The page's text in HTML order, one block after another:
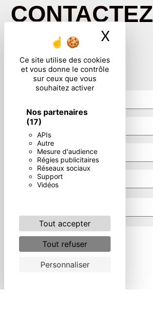
Ce site utilise des cookies
et vous donne le contrôle
sur ceux que vous
souhaitez activer
Nos partenaires
(17)
APIs
Autre
Mesure d'audience
Régies publicitaires
Réseaux sociaux
Support
Vidéos
Tout accepter
Tout refuser
Personnaliser
X
CONTACTEZ
NOUS